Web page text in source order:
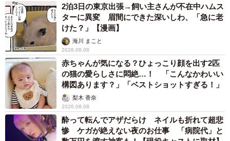
2泊3日の東京出張→飼い主さんが不在中ハムス
ターに異変 眉間にできた深いしわ、「急に老
けた？」【漫画】
海川 まこと
2026.08.08
赤ちゃんが気になる？ひょっこり顔を出す2匹
の猫の愛らしさに悶絶…！ 「こんなかわいい
構図あります？」「ベストショットすぎる！」
梨木 香奈
2026.08.08
酔って転んでアザだらけ ネイルも折れて超悲
惨 ケガが絶えない夜のお仕事 「病院代」と